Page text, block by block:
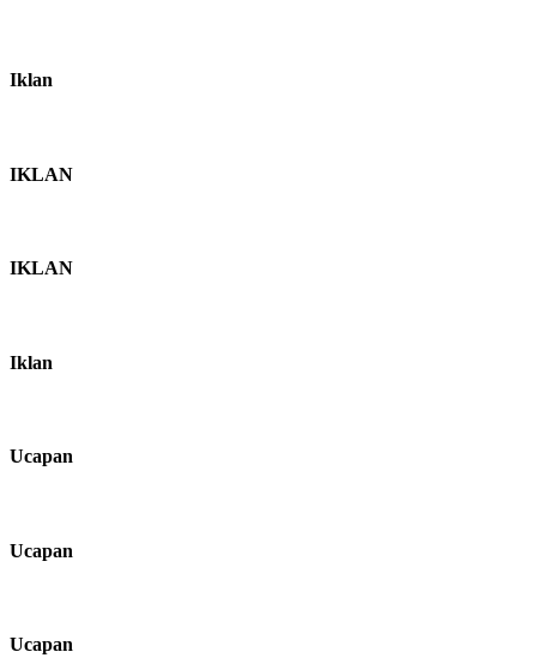
Iklan
IKLAN
IKLAN
Iklan
Ucapan
Ucapan
Ucapan